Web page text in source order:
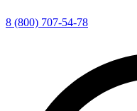
8 (800) 707-54-78